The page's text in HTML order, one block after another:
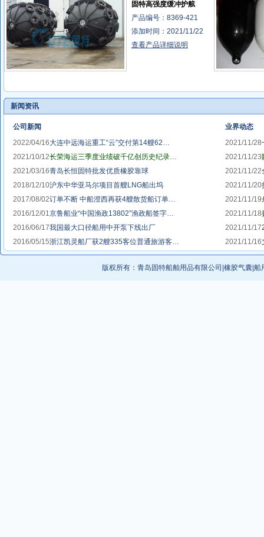
固特高强度缓冲护舷
产品编号：8369-421
添加时间：2021/11/22
查看产品详细说明
新闻资讯
公司新闻
2022/04/16大连中远海运重工“云”交付第14艘62…
2021/10/12长荣海运三季度业绩破千亿创历史纪录…
2021/03/16青岛长恒固特批发优质橡胶靠球
2018/12/10沪东中华亚马尔项目首艘LNG船出坞
2017/08/02订单不断 中船澄西再获4艘散货船订单…
2016/12/01京鲁船业“中国渔政13802”渔政船签字…
2016/06/17我国最大口径船用中开泵下线出厂
2016/05/15浙江凯灵船厂获2艘335客位普通旅游客…
业界动态
2021/11/28
2021/11/23
2021/11/22
2021/11/20
2021/11/19
2021/11/18
2021/11/17
2021/11/16
版权所有： 青岛固特船舶用品有限公司 橡胶气囊 船